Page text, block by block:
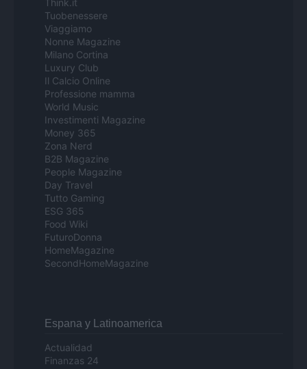
Tuobenessere
Viaggiamo
Nonne Magazine
Milano Cortina
Luxury Club
Il Calcio Online
Professione mamma
World Music
Investimenti Magazine
Money 365
Zona Nerd
B2B Magazine
People Magazine
Day Travel
Tutto Gaming
ESG 365
Food Wiki
FuturoDonna
HomeMagazine
SecondHomeMagazine
Espana y Latinoamerica
Actualidad
Finanzas 24